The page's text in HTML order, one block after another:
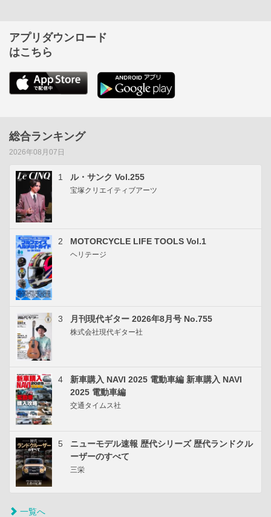
アプリダウンロード
はこちら
総合ランキング
2026年08月07日
1 ル・サンク Vol.255
宝塚クリエイティブアーツ
2 MOTORCYCLE LIFE TOOLS Vol.1
ヘリテージ
3 月刊現代ギター 2026年8月号 No.755
株式会社現代ギター社
4
新車購入 NAVI 2025 電動車編 新車購入 NAVI
2025 電動車編
交通タイムス社
5
ニューモデル速報 歴代シリーズ 歴代ランドクル
ーザーのすべて
三栄
一覧へ